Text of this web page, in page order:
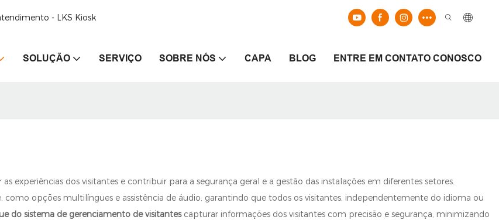
- LKS Kiosk
SOLUÇÃO SERVIÇO SOBRE NÓS CAPA BLOG ENTRE EM CONTATO CONOSCO
experiências dos visitantes e contribuir para a segurança geral e a gestão das instalações em diferentes setores.
como opções multilíngues e assistência de áudio, garantindo que todos os visitantes, independentemente do idioma ou
do sistema de gerenciamento de visitantes capturar informações dos visitantes com precisão e segurança, minimizando